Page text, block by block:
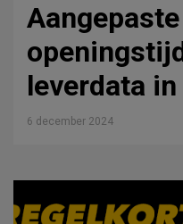
Aangepaste
leverdata
6 december 2024